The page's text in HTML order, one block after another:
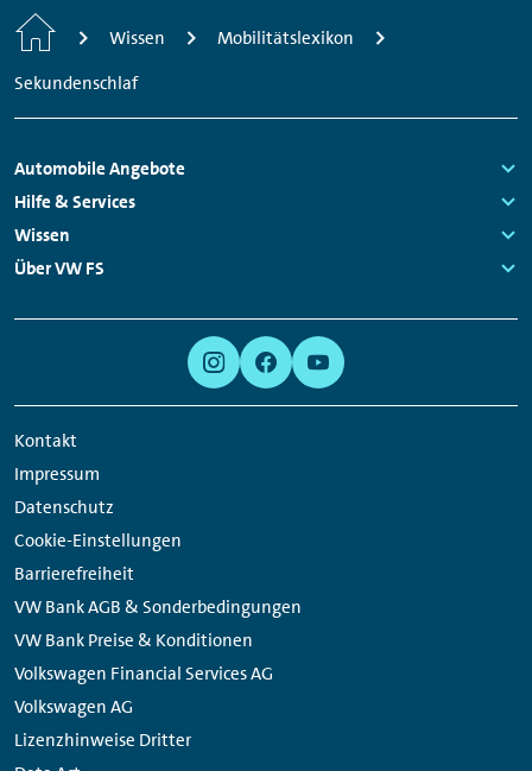
StartseiteWissen
Mobilitätslexikon
Sekundenschlaf
Fußzeilen
Navigation
Automobile Angebote
Links:
Hilfe & Services
Links:
Wissen
Links:
Über VW FS
Kontakt
Impressum
Datenschutz
Cookie-Einstellungen
Barrierefreiheit
VW Bank AGB & Sonderbedingungen
VW Bank Preise & Konditionen
Volkswagen Financial Services AG
Volkswagen AG
Lizenzhinweise Dritter
Links